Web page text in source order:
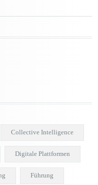
Collective Intelligence
Digitale Plattformen
Führung